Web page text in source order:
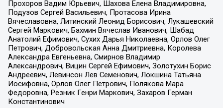
Прохоров Вадим Юрьевич, Шахова Елена Владимировна,
Подузов Сергей Васильевич, Протасова Ирина
Вячеславовна, Литинский Леонид Борисович, Лукашевский
Сергей Маркович, Бахмин Вячеслав Иванович, Шабад
Анатолий Ефимович, Сухих Дарья Николаевна, Орлов Олег
Петрович, Добровольская Анна Дмитриевна, Королева
Александра Евгеньевна, Смирнов Владимир
Александрович, Вицин Сергей Ефимович, Золотухин Борис
Андреевич, Левинсон Лев Семенович, Локшина Татьяна
Иосифовна, Орлов Олег Петрович, Полякова Мара
Федоровна, Резник Генри Маркович, Захаров Герман
Константинович